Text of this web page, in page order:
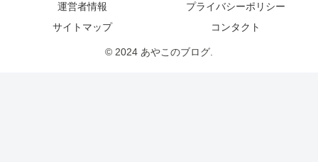
運営者情報
プライバシーポリシー
サイトマップ
コンタクト
© 2024 あやこのブログ.